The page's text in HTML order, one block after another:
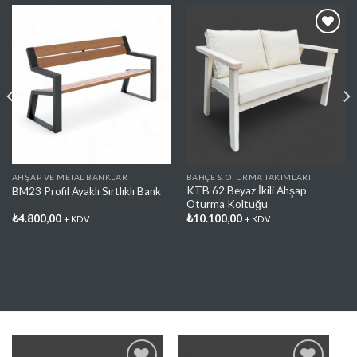
Favorilere
AHŞAP VE METAL BANKLAR
BM23 Profil Ayaklı Sırtlıklı Bank
₺4.800,00 + KDV
Favorilere
Ekle
BAHÇE & OTURMA TAKIMLARI
KTB 62 Beyaz İkili Ahşap
Oturma Koltuğu
₺10.100,00 + KDV